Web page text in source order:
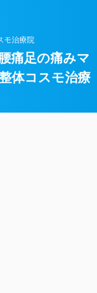
モ治療院
痛足の痛みマ
体コスモ治療